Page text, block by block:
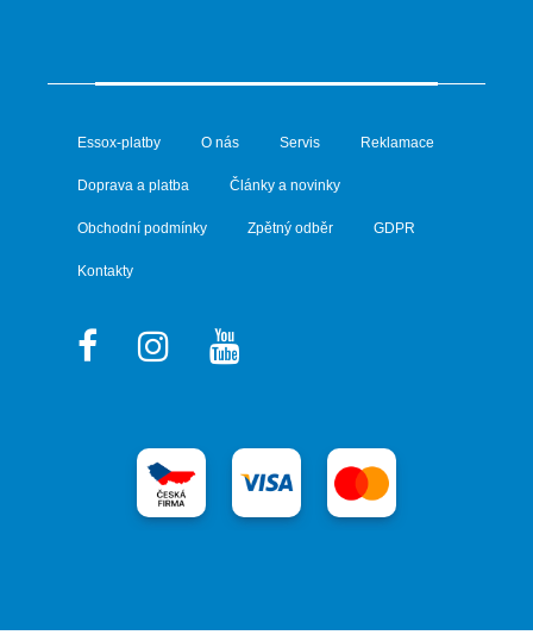
Essox-platby O nás Servis Reklamace
Doprava a platba Články a novinky
Obchodní podmínky Zpětný odběr GDPR
Kontakty